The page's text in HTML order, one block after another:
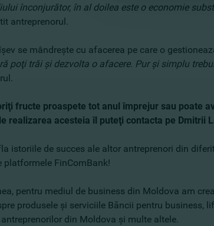
înconjurător, în al doilea este o economie
antreprenorul.
se mândreşte cu afacerea pe care o
poţi trăi şi dezvolta o afacere. Pur şi simplu
fructe proaspete tot anul împrejur sau poate
realizarea acesteia îl puteţi contacta pe Dmitrii
istoriile de succes ale altor antreprenori din
platformele FinComBank!
pentru mediul de business din Moldova am
produsele şi serviciile Băncii pentru business,
din Moldova şi multe altele.